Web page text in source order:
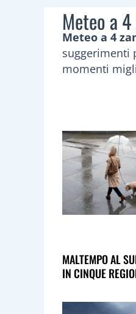
Meteo a
Meteo a 4
suggerimenti
momenti
MALTEMPO AL
IN CINQUE